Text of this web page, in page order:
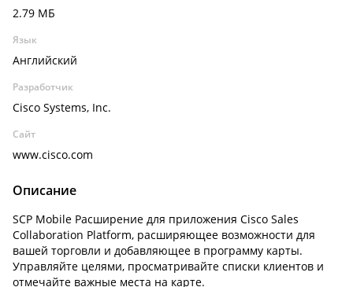
2.79 МБ
Язык
Английский
Разработчик
Cisco Systems, Inc.
Сайт
www.cisco.com
Описание
SCP Mobile Расширение для приложения Cisco Sales
Collaboration Platform, расширяющее возможности для
вашей торговли и добавляющее в программу карты.
Управляйте целями, просматривайте списки клиентов и
отмечайте важные места на карте.